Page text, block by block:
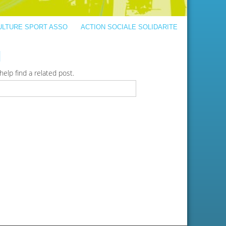
SPORT ASSO ACTION SOCIALE SOLIDARITE
find a related post.